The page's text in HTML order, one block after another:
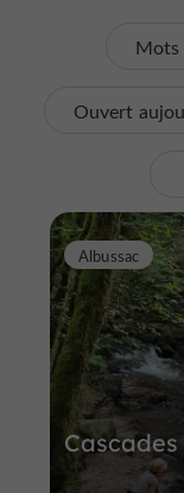
Mots
Ouvert
Albussac